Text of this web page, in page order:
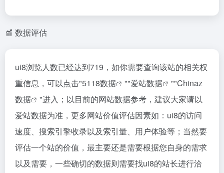
数据评估
ui8浏览人数已经达到719，如你需要查询该站的相关权
重信息，可以点击"5118数据 ""爱站数据 ""Chinaz
数据
"进入；以目前的网站数据参考，建议大家请以
爱站数据为准，更多网站价值评估因素如：ui8的访问
速度、搜索引擎收录以及索引量、用户体验等；当然要
评估一个站的价值，最主要还是需要根据您自身的需求
以及需要，一些确切的数据则需要找ui8的站长进行洽